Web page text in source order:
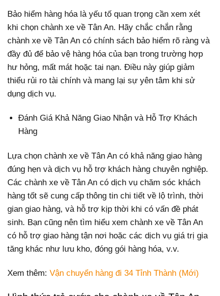
Bảo hiểm hàng hóa là yếu tố quan trọng cần xem xét
khi chọn chành xe về Tân An. Hãy chắc chắn rằng
chành xe về Tân An có chính sách bảo hiểm rõ ràng và
đầy đủ để bảo vệ hàng hóa của bạn trong trường hợp
hư hỏng, mất mát hoặc tai nạn. Điều này giúp giảm
thiểu rủi ro tài chính và mang lại sự yên tâm khi sử
dụng dịch vụ.
Đánh Giá Khả Năng Giao Nhận và Hỗ Trợ Khách
Hàng
Lựa chọn chành xe về Tân An có khả năng giao hàng
đúng hẹn và dịch vụ hỗ trợ khách hàng chuyên nghiệp.
Các chành xe về Tân An có dịch vụ chăm sóc khách
hàng tốt sẽ cung cấp thông tin chi tiết về lộ trình, thời
gian giao hàng, và hỗ trợ kịp thời khi có vấn đề phát
sinh. Bạn cũng nên tìm hiểu xem chành xe về Tân An
có hỗ trợ giao hàng tận nơi hoặc các dịch vụ giá trị gia
tăng khác như lưu kho, đóng gói hàng hóa, v.v.
Xem thêm: Vận chuyển hàng đi 34 Tỉnh Thành (Mới)